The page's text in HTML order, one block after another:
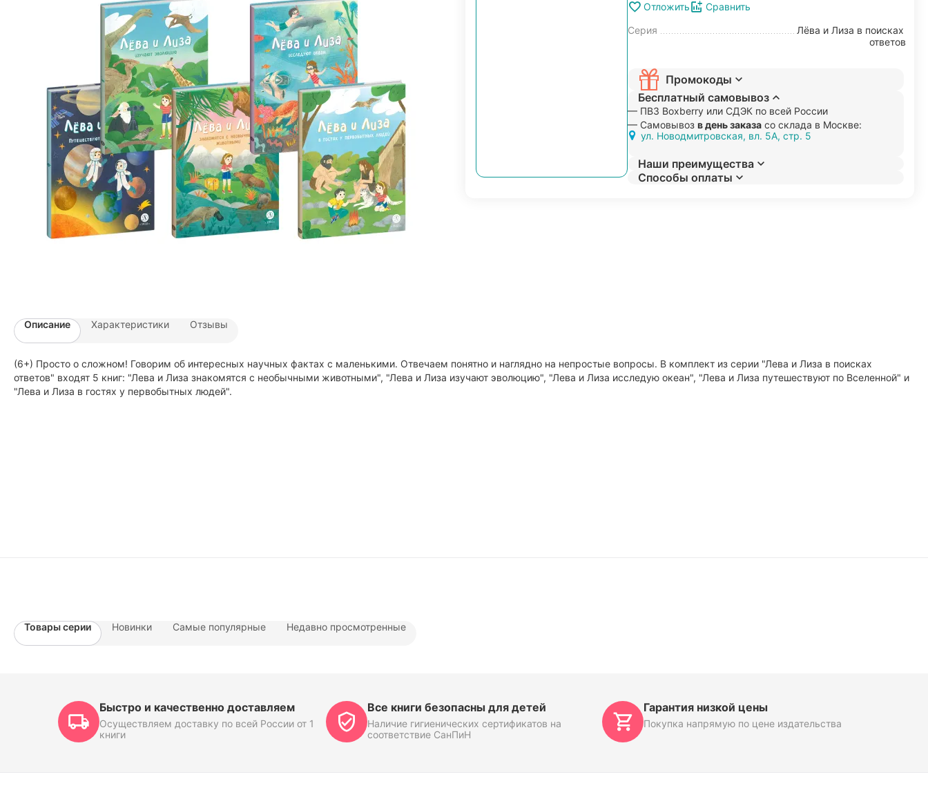
Отложить
Сравнить
Серия
Лёва и Лиза в поисках
ответов
Промокоды
Бесплатный самовывоз
— ПВЗ Boxberry или СДЭК по всей России
— Самовывоз в день заказа со склада в Москве:
ул. Новодмитровская, вл. 5А, стр. 5
Наши преимущества
Способы оплаты
Описание Характеристики Отзывы
(6+) Просто о сложном! Говорим об интересных научных фактах с маленькими. Отвечаем понятно и наглядно на непростые вопросы. В комплект из серии "Лева и Лиза в поисках
ответов" входят 5 книг: "Лева и Лиза знакомятся с необычными животными", "Лева и Лиза изучают эволюцию", "Лева и Лиза исследую океан", "Лева и Лиза путешествуют по Вселенной" и
"Лева и Лиза в гостях у первобытных людей".
Товары серии Новинки Самые популярные Недавно просмотренные
Быстро и качественно доставляем
Осуществляем доставку по всей России от 1
книги
Все книги безопасны для детей
Наличие гигиенических сертификатов на
соответствие СанПиН
Гарантия низкой цены
Покупка напрямую по цене издательства